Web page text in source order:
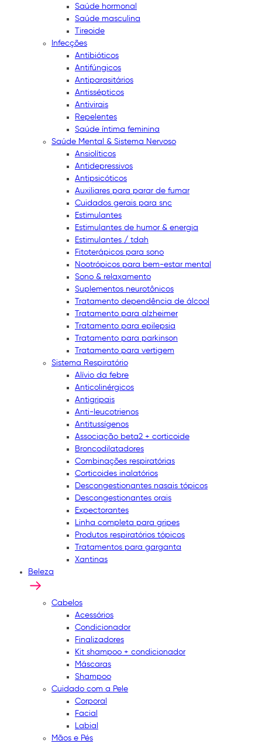
Saúde hormonal
Saúde masculina
Tireoide
Infecções
Antibióticos
Antifúngicos
Antiparasitários
Antissépticos
Antivirais
Repelentes
Saúde íntima feminina
Saúde Mental & Sistema Nervoso
Ansiolíticos
Antidepressivos
Antipsicóticos
Auxiliares para parar de fumar
Cuidados gerais para snc
Estimulantes
Estimulantes de humor & energia
Estimulantes / tdah
Fitoterápicos para sono
Nootrópicos para bem-estar mental
Sono & relaxamento
Suplementos neurotônicos
Tratamento dependência de álcool
Tratamento para alzheimer
Tratamento para epilepsia
Tratamento para parkinson
Tratamento para vertigem
Sistema Respiratório
Alívio da febre
Anticolinérgicos
Antigripais
Anti-leucotrienos
Antitussígenos
Associação beta2 + corticoide
Broncodilatadores
Combinações respiratórias
Corticoides inalatórios
Descongestionantes nasais tópicos
Descongestionantes orais
Expectorantes
Linha completa para gripes
Produtos respiratórios tópicos
Tratamentos para garganta
Xantinas
Beleza
Cabelos
Acessórios
Condicionador
Finalizadores
Kit shampoo + condicionador
Máscaras
Shampoo
Cuidado com a Pele
Corporal
Facial
Labial
Mãos e Pés